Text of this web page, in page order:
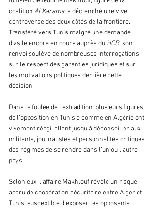
coalition Al Karama, a déclenché une vive
controverse des deux côtés de la frontière.
Transféré vers Tunis malgré une demande
d’asile encore en cours auprès du HCR, son
renvoi soulève de nombreuses interrogations
sur le respect des garanties juridiques et sur
les motivations politiques derrière cette
décision.
Dans la foulée de l’extradition, plusieurs figures
de l’opposition en Tunisie comme en Algérie ont
vivement réagi, allant jusqu’à déconseiller aux
militants, journalistes et personnalités critiques
des régimes de se rendre dans l’un ou l’autre
pays.
Selon eux, l’affaire Makhlouf révèle un risque
accru de coopération sécuritaire entre Alger et
Tunis, susceptible d’exposer les opposants